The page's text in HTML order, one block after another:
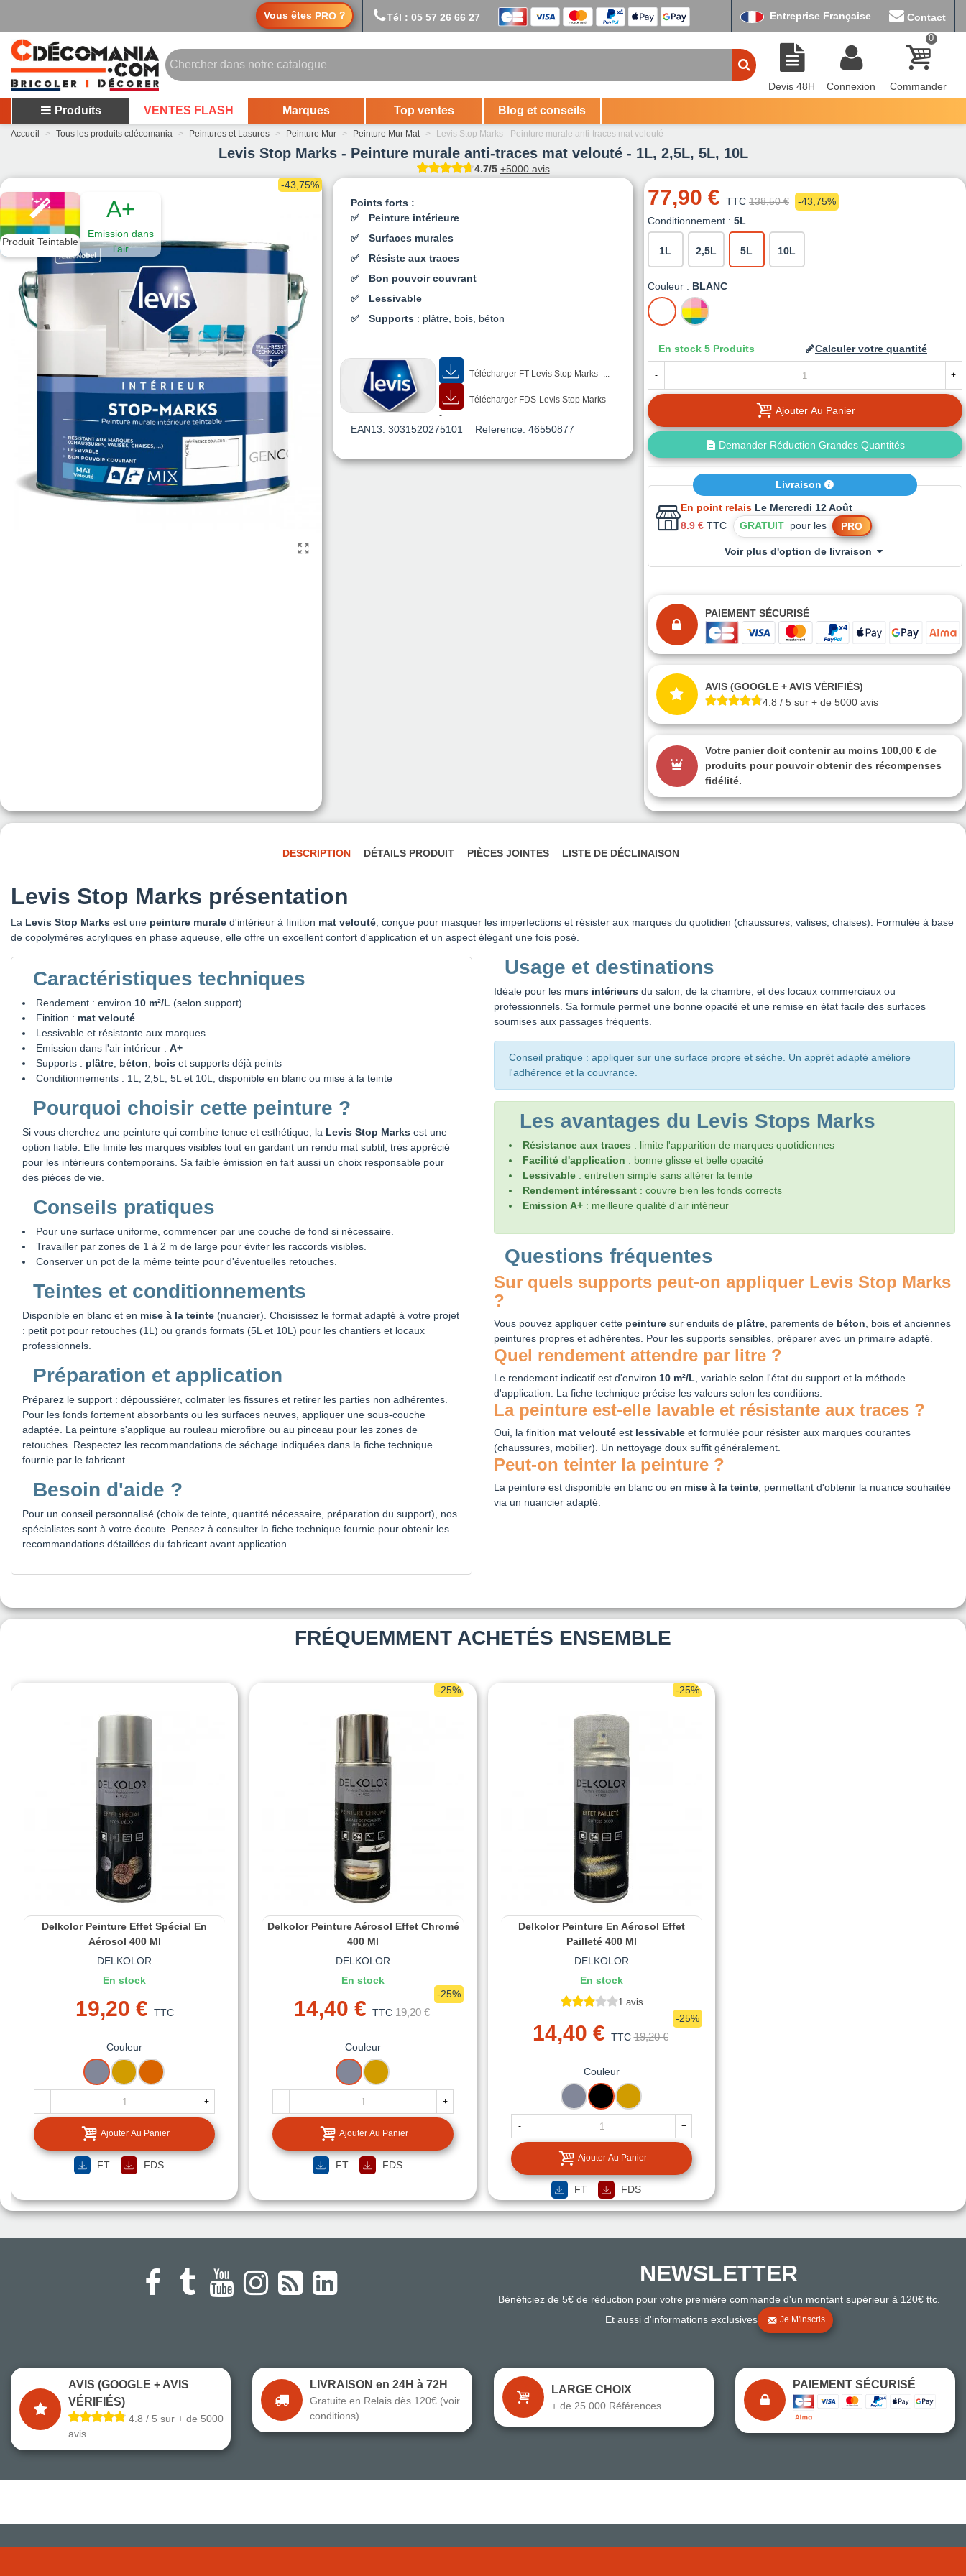
Vous êtes PRO ? Tél : 05 57 26 66 27 Entreprise Française Contact
Devis 48H Connexion
0
Commander
Produits VENTES FLASH Marques Top ventes Blog et conseils
Accueil > Tous les produits cdécomania > Peintures et Lasures > Peinture Mur > Peinture Mur Mat > Levis Stop Marks - Peinture murale anti-traces mat velouté
Levis Stop Marks - Peinture murale anti-traces mat velouté - 1L, 2,5L, 5L, 10L
4.7/5 +5000 avis
Produit Teintable
A+
Emission dans
l'air
-43,75%
Points forts :
Peinture intérieure
Surfaces murales
Résiste aux traces
Bon pouvoir couvrant
Lessivable
Supports: plâtre, bois, béton
Télécharger FT-Levis Stop Marks -...
Télécharger FDS-Levis Stop Marks
-...
EAN13: 3031520275101 Reference: 46550877
77,90 € TTC 138,50 €
-43,75%
Conditionnement : 5L
1L 2,5L 5L 10L
Couleur : BLANC
BLANC MISE
A
TEINTE
En stock 5 Produits Calculer votre quantité
- +
Ajouter Au Panier
Demander Réduction Grandes Quantités
Livraison
En point relais Le Mercredi 12 Août
8.9 € TTC GRATUITpour les PRO
Voir plus d'option de livraison
PAIEMENT SÉCURISÉ
AVIS (GOOGLE + AVIS VÉRIFIÉS)
4.8 / 5 sur + de 5000 avis
Votre panier doit contenir au moins 100,00 € de
produits pour pouvoir obtenir des récompenses
fidélité.
DESCRIPTION DÉTAILS PRODUIT PIÈCES JOINTES LISTE DE DÉCLINAISON
Levis Stop Marks présentation
La Levis Stop Marks est une peinture murale d'intérieur à finition mat velouté, conçue pour masquer les imperfections et résister aux marques du quotidien (chaussures, valises, chaises). Formulée à base
de copolymères acryliques en phase aqueuse, elle offre un excellent confort d'application et un aspect élégant une fois posé.
Caractéristiques techniques
Rendement : environ 10 m²/L (selon support)
Finition : mat velouté
Lessivable et résistante aux marques
Emission dans l'air intérieur : A+
Supports : plâtre, béton, bois et supports déjà peints
Conditionnements : 1L, 2,5L, 5L et 10L, disponible en blanc ou mise à la teinte
Pourquoi choisir cette peinture ?
Si vous cherchez une peinture qui combine tenue et esthétique, la Levis Stop Marks est une
option fiable. Elle limite les marques visibles tout en gardant un rendu mat subtil, très apprécié
pour les intérieurs contemporains. Sa faible émission en fait aussi un choix responsable pour
des pièces de vie.
Conseils pratiques
Pour une surface uniforme, commencer par une couche de fond si nécessaire.
Travailler par zones de 1 à 2 m de large pour éviter les raccords visibles.
Conserver un pot de la même teinte pour d'éventuelles retouches.
Teintes et conditionnements
Disponible en blanc et en mise à la teinte (nuancier). Choisissez le format adapté à votre projet
: petit pot pour retouches (1L) ou grands formats (5L et 10L) pour les chantiers et locaux
professionnels.
Préparation et application
Préparez le support : dépoussiérer, colmater les fissures et retirer les parties non adhérentes.
Pour les fonds fortement absorbants ou les surfaces neuves, appliquer une sous-couche
adaptée. La peinture s'applique au rouleau microfibre ou au pinceau pour les zones de
retouches. Respectez les recommandations de séchage indiquées dans la fiche technique
fournie par le fabricant.
Besoin d'aide ?
Pour un conseil personnalisé (choix de teinte, quantité nécessaire, préparation du support), nos
spécialistes sont à votre écoute. Pensez à consulter la fiche technique fournie pour obtenir les
recommandations détaillées du fabricant avant application.
Usage et destinations
Idéale pour les murs intérieurs du salon, de la chambre, et des locaux commerciaux ou
professionnels. Sa formule permet une bonne opacité et une remise en état facile des surfaces
soumises aux passages fréquents.
Conseil pratique : appliquer sur une surface propre et sèche. Un apprêt adapté améliore
l'adhérence et la couvrance.
Les avantages du Levis Stops Marks
Résistance aux traces : limite l'apparition de marques quotidiennes
Facilité d'application : bonne glisse et belle opacité
Lessivable : entretien simple sans altérer la teinte
Rendement intéressant : couvre bien les fonds corrects
Emission A+ : meilleure qualité d'air intérieur
Questions fréquentes
Sur quels supports peut-on appliquer Levis Stop Marks
?
Vous pouvez appliquer cette peinture sur enduits de plâtre, parements de béton, bois et anciennes
peintures propres et adhérentes. Pour les supports sensibles, préparer avec un primaire adapté.
Quel rendement attendre par litre ?
Le rendement indicatif est d'environ 10 m²/L, variable selon l'état du support et la méthode
d'application. La fiche technique précise les valeurs selon les conditions.
La peinture est-elle lavable et résistante aux traces ?
Oui, la finition mat velouté est lessivable et formulée pour résister aux marques courantes
(chaussures, mobilier). Un nettoyage doux suffit généralement.
Peut-on teinter la peinture ?
La peinture est disponible en blanc ou en mise à la teinte, permettant d'obtenir la nuance souhaitée
via un nuancier adapté.
FRÉQUEMMENT ACHETÉS ENSEMBLE
Delkolor Peinture Effet Spécial En
Aérosol 400 Ml
DELKOLOR
En stock
19,20 € TTC
Couleur
ARGENT
OR CUIVRE
- +
Ajouter Au Panier
FT FDS
-25%
Delkolor Peinture Aérosol Effet Chromé
400 Ml
DELKOLOR
En stock
14,40 € TTC 19,20 €
-25%
Couleur
ARGENT
OR
- +
Ajouter Au Panier
FT FDS
-25%
Delkolor Peinture En Aérosol Effet
Pailleté 400 Ml
DELKOLOR
En stock
1 avis
14,40 € TTC 19,20 €
-25%
Couleur
ARGENTNOIR OR
- +
Ajouter Au Panier
FT FDS
● Exceptionnel
NEWSLETTER
Bénéficiez de 5€ de réduction pour votre première commande d'un montant supérieur à 120€ ttc.
Et aussi d'informations exclusives
Je M'inscris
AVIS (GOOGLE + AVIS
VÉRIFIÉS)
4.8 / 5 sur + de 5000
avis
LIVRAISON en 24H à 72H
Gratuite en Relais dès 120€ (voir
conditions)
LARGE CHOIX
+ de 25 000 Références
PAIEMENT SÉCURISÉ